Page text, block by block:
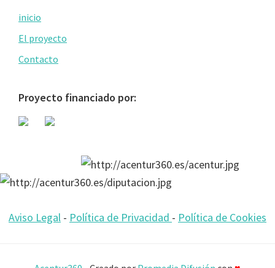
Primary
Sidebar
inicio
El proyecto
Contacto
Proyecto financiado por:
Aviso Legal - Política de Privacidad - Política de Cookies